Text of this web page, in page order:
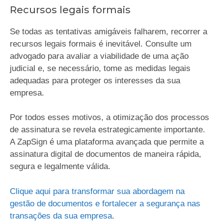
Recursos legais formais
Se todas as tentativas amigáveis falharem, recorrer a
recursos legais formais é inevitável. Consulte um
advogado para avaliar a viabilidade de uma ação
judicial e, se necessário, tome as medidas legais
adequadas para proteger os interesses da sua
empresa.
Por todos esses motivos, a otimização dos processos
de assinatura se revela estrategicamente importante.
A ZapSign é uma plataforma avançada que permite a
assinatura digital de documentos de maneira rápida,
segura e legalmente válida.
Clique aqui para transformar sua abordagem na
gestão de documentos e fortalecer a segurança nas
transações da sua empresa.